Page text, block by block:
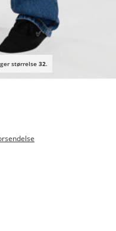
størrelse 32.